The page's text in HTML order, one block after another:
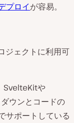
プロイが容易。
ジェクトに利用可
SvelteKitや
ウンとコードの
サポートしている